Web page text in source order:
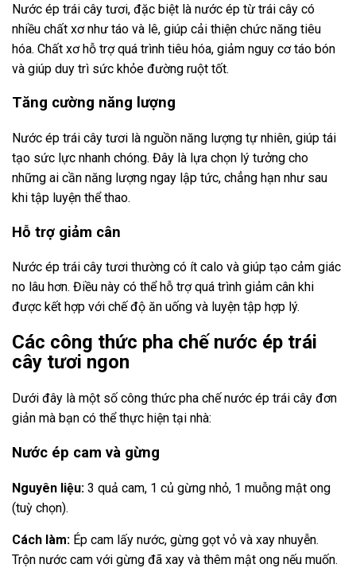
Nước ép trái cây tươi, đặc biệt là nước ép từ trái cây có
nhiều chất xơ như táo và lê, giúp cải thiện chức năng tiêu
hóa. Chất xơ hỗ trợ quá trình tiêu hóa, giảm nguy cơ táo bón
và giúp duy trì sức khỏe đường ruột tốt.
Tăng cường năng lượng
Nước ép trái cây tươi là nguồn năng lượng tự nhiên, giúp tái
tạo sức lực nhanh chóng. Đây là lựa chọn lý tưởng cho
những ai cần năng lượng ngay lập tức, chẳng hạn như sau
khi tập luyện thể thao.
Hỗ trợ giảm cân
Nước ép trái cây tươi thường có ít calo và giúp tạo cảm giác
no lâu hơn. Điều này có thể hỗ trợ quá trình giảm cân khi
được kết hợp với chế độ ăn uống và luyện tập hợp lý.
Các công thức pha chế nước ép trái
cây tươi ngon
Dưới đây là một số công thức pha chế nước ép trái cây đơn
giản mà bạn có thể thực hiện tại nhà:
Nước ép cam và gừng
Nguyên liệu: 3 quả cam, 1 củ gừng nhỏ, 1 muỗng mật ong
(tuỳ chọn).
Cách làm: Ép cam lấy nước, gừng gọt vỏ và xay nhuyễn.
Trộn nước cam với gừng đã xay và thêm mật ong nếu muốn.